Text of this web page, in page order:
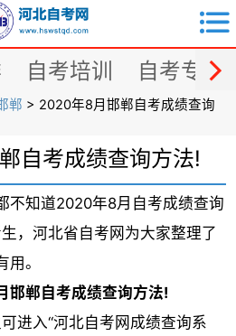

自考培训 自考专业

郸 > 2020年8月邯郸自考成绩查询
自考成绩查询方法!
知道2020年8月自考成绩查询
，河北省自考网为大家整理了
。
郸自考成绩查询方法!
入“河北自考网成绩查询系